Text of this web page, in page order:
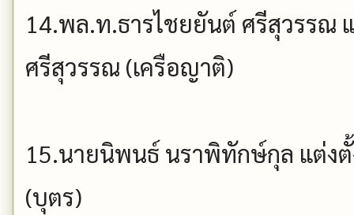
14.พล.ท.ธารไชยยันต์ ศรีสุวรรณ
ศรีสุวรรณ (เครือญาติ)
15.นายนิพนธ์ นราพิทักษ์กุล แต่ง
(บุตร)